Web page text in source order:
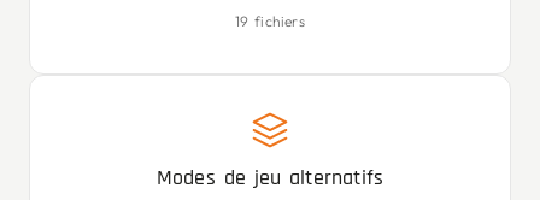
19 fichiers
Modes de jeu alternatifs